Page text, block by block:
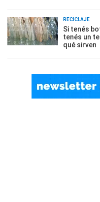
RECICLAJE
Si tenés
tenés un
qué sirven